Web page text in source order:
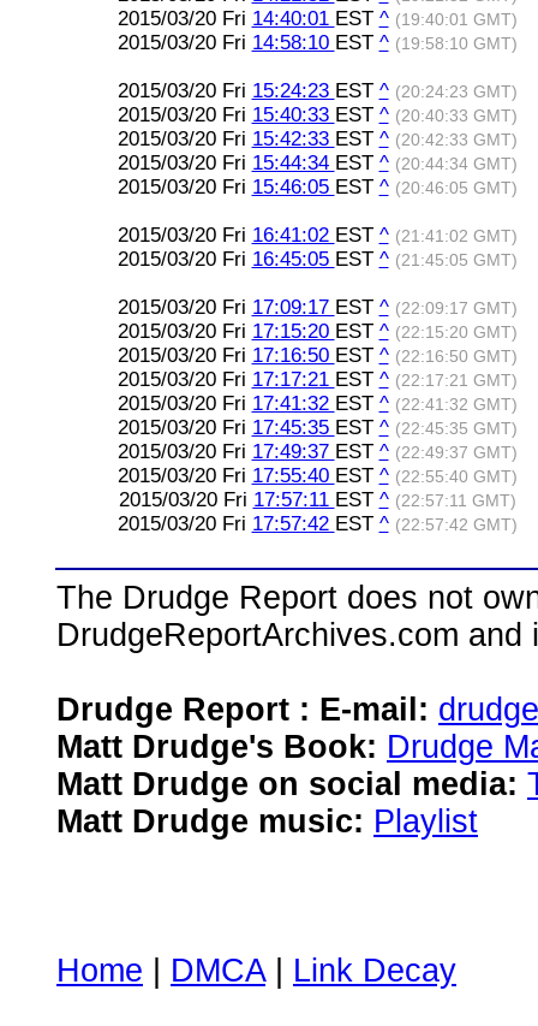
2015/03/20 Fri 14:40:01 EST ^ (19:40:01 GMT)
2015/03/20 Fri 14:58:10 EST ^ (19:58:10 GMT)
2015/03/20 Fri 15:24:23 EST ^ (20:24:23 GMT)
2015/03/20 Fri 15:40:33 EST ^ (20:40:33 GMT)
2015/03/20 Fri 15:42:33 EST ^ (20:42:33 GMT)
2015/03/20 Fri 15:44:34 EST ^ (20:44:34 GMT)
2015/03/20 Fri 15:46:05 EST ^ (20:46:05 GMT)
2015/03/20 Fri 16:41:02 EST ^ (21:41:02 GMT)
2015/03/20 Fri 16:45:05 EST ^ (21:45:05 GMT)
2015/03/20 Fri 17:09:17 EST ^ (22:09:17 GMT)
2015/03/20 Fri 17:15:20 EST ^ (22:15:20 GMT)
2015/03/20 Fri 17:16:50 EST ^ (22:16:50 GMT)
2015/03/20 Fri 17:17:21 EST ^ (22:17:21 GMT)
2015/03/20 Fri 17:41:32 EST ^ (22:41:32 GMT)
2015/03/20 Fri 17:45:35 EST ^ (22:45:35 GMT)
2015/03/20 Fri 17:49:37 EST ^ (22:49:37 GMT)
2015/03/20 Fri 17:55:40 EST ^ (22:55:40 GMT)
2015/03/20 Fri 17:57:11 EST ^ (22:57:11 GMT)
2015/03/20 Fri 17:57:42 EST ^ (22:57:42 GMT)
The Drudge Report does not
DrudgeReportArchives.com
Drudge Report : E-mail:
Matt Drudge's Book: Drudge
Matt Drudge on social media:
Matt Drudge music: Playlist
Home DMCA| Link Decay